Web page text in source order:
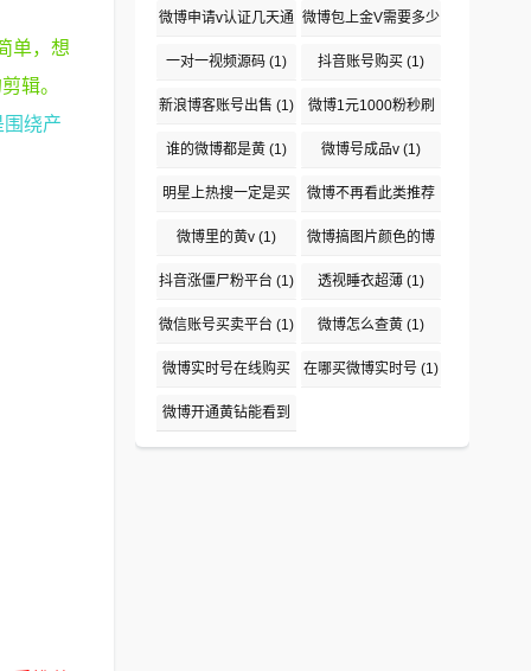
单，想
辑。
绕产
(1)
微博申请v认证几天通
过(1)
微博包上金V需要多少
钱(1)
一对一视频源码 (1) 抖音账号购买 (1)
新浪博客账号出售 (1) 微博1元1000粉秒刷
(1)
谁的微博都是黄 (1) 微博号成品v (1)
明星上热搜一定是买
吗(1)
微博不再看此类推荐
(1)
微博里的黄v (1) 微博搞图片颜色的博
主盘点(1)
抖音涨僵尸粉平台 (1) 透视睡衣超薄 (1)
微信账号买卖平台 (1) 微博怎么查黄 (1)
微博实时号在线购买
平台(1)
在哪买微博实时号 (1)
微博开通黄钻能看到
说访问了吗(1)